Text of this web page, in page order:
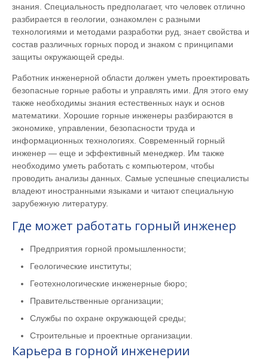
знания. Специальность предполагает, что человек отлично
разбирается в геологии, ознакомлен с разными
технологиями и методами разработки руд, знает свойства и
состав различных горных пород и знаком с принципами
защиты окружающей среды.
Работник инженерной области должен уметь проектировать
безопасные горные работы и управлять ими. Для этого ему
также необходимы знания естественных наук и основ
математики. Хорошие горные инженеры разбираются в
экономике, управлении, безопасности труда и
информационных технологиях. Современный горный
инженер — еще и эффективный менеджер. Им также
необходимо уметь работать с компьютером, чтобы
проводить анализы данных. Самые успешные специалисты
владеют иностранными языками и читают специальную
зарубежную литературу.
Где может работать горный инженер
Предприятия горной промышленности;
Геологические институты;
Геотехнологические инженерные бюро;
Правительственные организации;
Службы по охране окружающей среды;
Строительные и проектные организации.
Карьера в горной инженерии